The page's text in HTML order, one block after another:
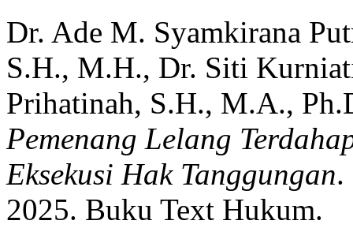
Dr. Ade M. Syamkirana
S.H., M.H., Dr. Siti
Prihatinah, S.H., M.A.,
Pemenang Lelang
Eksekusi Hak Tanggungan.
2025. Buku Text Hukum.